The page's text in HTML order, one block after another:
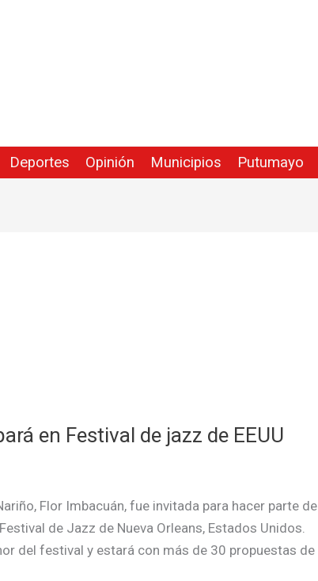
Deportes Opinión Municipios Putumayo
en Festival de jazz de EEUU
Flor Imbacuán, fue invitada para hacer parte de
de Jazz de Nueva Orleans, Estados Unidos.
del festival y estará con más de 30 propuestas de